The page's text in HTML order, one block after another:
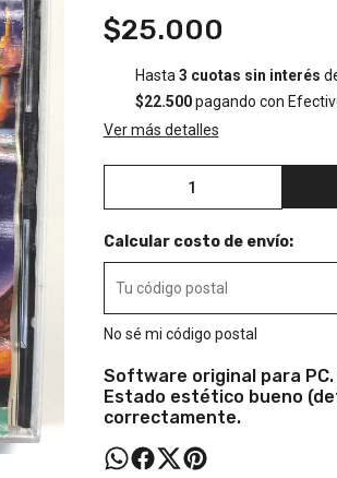
$25.000
Hasta 3 cuotas sin interés
$22.500pagando con
Ver más detalles
Calcular costo de envío:
No sé mi código postal
Software original para
Estado estético bueno
correctamente.